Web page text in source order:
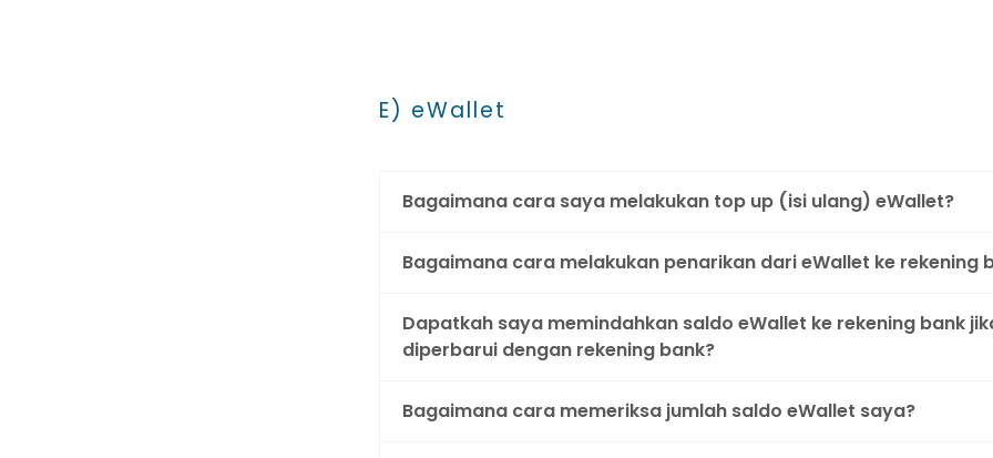
E) eWallet
Bagaimana cara saya melakukan top up (isi ulang) eWallet?
Bagaimana cara melakukan penarikan dari eWallet ke rekening
Dapatkah saya memindahkan saldo eWallet ke rekening bank
diperbarui dengan rekening bank?
Bagaimana cara memeriksa jumlah saldo eWallet saya?